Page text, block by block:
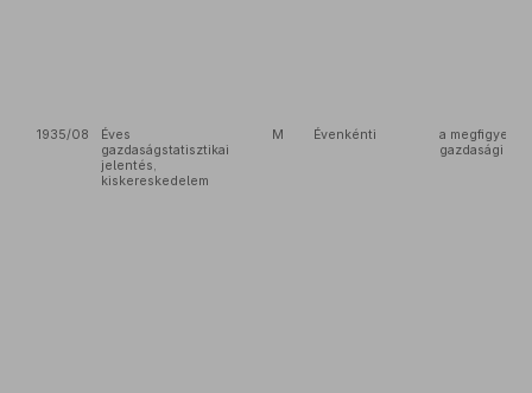
1935/08
Éves
gazdaságstatisztikai
jelentés,
kiskereskedelem
M Évenkénti
a
gazdasági